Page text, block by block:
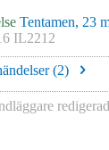
Tentamen, 23
IL2212
(2)